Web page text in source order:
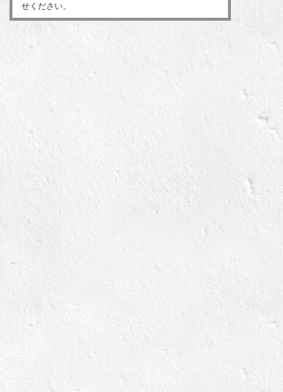
せください。